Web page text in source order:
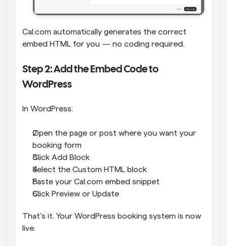
Cal.com automatically generates the correct
embed HTML for you — no coding required.
Step 2: Add the Embed Code to
WordPress
In WordPress:
Open the page or post where you want your
booking form
Click Add Block
Select the Custom HTML block
Paste your Cal.com embed snippet
Click Preview or Update
That’s it. Your WordPress booking system is now
live.